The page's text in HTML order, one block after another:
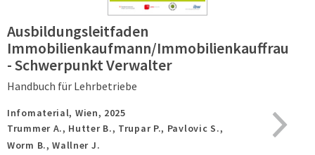
Ausbildungsleitfaden
Immobilienkaufmann/Immobilienkauffrau
- Schwerpunkt Verwalter
Handbuch für Lehrbetriebe
Infomaterial, Wien, 2025
Trummer A., Hutter B., Trupar P., Pavlovic S.,
Worm B., Wallner J.